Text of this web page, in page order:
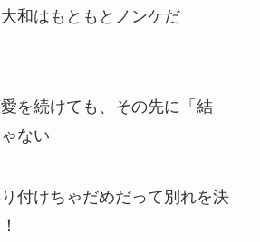
和はもともとノンケだ
を続けても、その先に「結
ない
付けちゃだめだって別れを決